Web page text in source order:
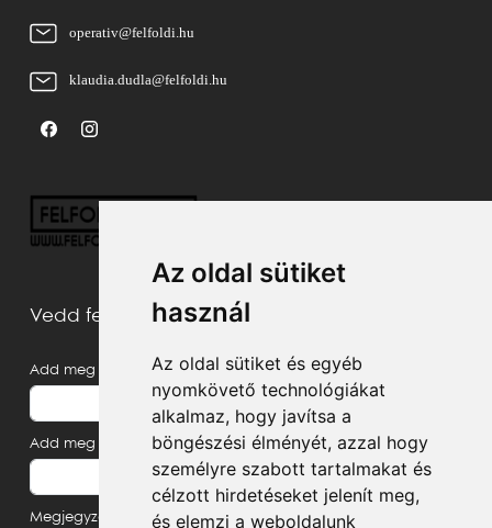
Az oldal sütiket
használ
Az oldal sütiket és egyéb
nyomkövető technológiákat
alkalmaz, hogy javítsa a
böngészési élményét, azzal hogy
személyre szabott tartalmakat és
célzott hirdetéseket jelenít meg,
és elemzi a weboldalunk
operativ@felfoldi.hu
klaudia.dudla@felfoldi.hu
Vedd fel velünk a kapcsolatot
Add meg a neved
Add meg az e-mail címed
Megjegyzés, üzenet